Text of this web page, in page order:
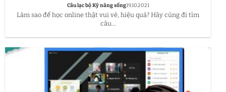
Câu lạc bộ Kỹ năng sống19.10.2021
Làm sao để học online thật vui vẻ, hiệu quả? Hãy cùng đi tìm
câu...